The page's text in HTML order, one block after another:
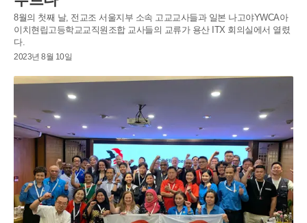
8월의 첫째 날, 전교조 서울지부 소속 고교교사들과 일본 나고야YWCA아
이치현립고등학교교직원조합 교사들의 교류가 용산 ITX 회의실에서 열렸
다.
2023년 8월 10일